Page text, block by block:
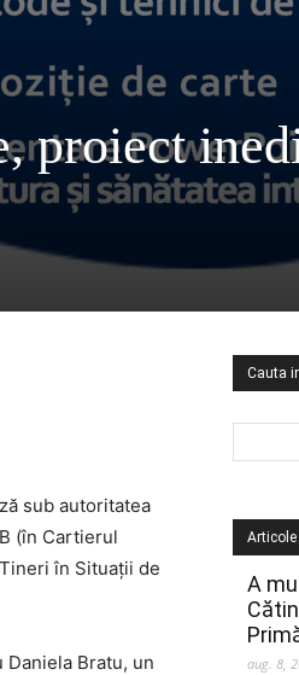
proiect
sub autoritatea
(în Cartierul
în Situații de
Bratu, un
Cauta
Articole
A
aug. 8,